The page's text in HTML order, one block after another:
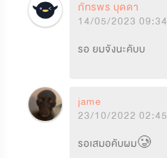
ภัทรพร บุดดา
14/05/2023 09:34
รอ ยมจังนะคับบ
jame
23/10/2022 02:45
รอเสมอคับผม🥲